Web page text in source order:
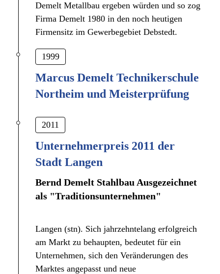
Demelt Metallbau ergeben würden und so zog
Firma Demelt 1980 in den noch heutigen
Firmensitz im Gewerbegebiet Debstedt.
1999
Marcus Demelt Technikerschule
Northeim und Meisterprüfung
2011
Unternehmerpreis 2011 der
Stadt Langen
Bernd Demelt Stahlbau Ausgezeichnet
als "Traditionsunternehmen"
Langen (stn). Sich jahrzehntelang erfolgreich
am Markt zu behaupten, bedeutet für ein
Unternehmen, sich den Veränderungen des
Marktes angepasst und neue